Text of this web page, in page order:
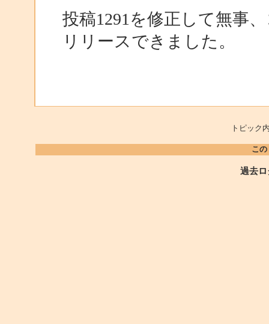
投稿1291を修正して無事
リリースできました。
トピッ
こ
過去